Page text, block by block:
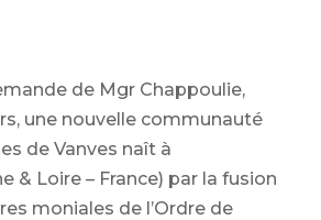
de Mgr Chappoulie,
une nouvelle communauté
de Vanves naît à
& Loire – France) par la fusion
moniales de l’Ordre de